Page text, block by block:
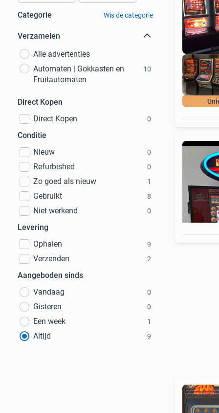
Categorie Wis de categorie
Verzamelen
Alle advertenties
Automaten | Gokkasten en
Fruitautomaten
10
Direct Kopen
Direct Kopen
0
Conditie
Nieuw
0
Refurbished 0
Zo goed als nieuw 1
Gebruikt 8
Niet werkend 0
Levering
Ophalen
9
Verzenden 2
Aangeboden sinds
Vandaag
0
Gisteren 0
Een week 1
Altijd 9